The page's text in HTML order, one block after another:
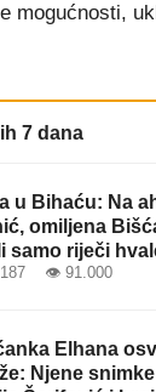
mogućnosti,
7 dana
u Bihaću: Na
omiljena
samo riječi
👁 91.000
Elhana
Njene